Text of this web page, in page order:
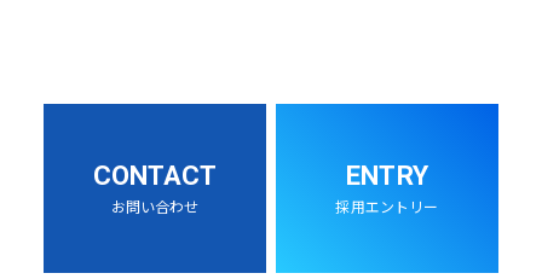
CONTACT
お問い合わせ
ENTRY
採用エントリー